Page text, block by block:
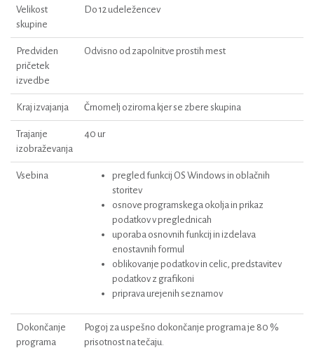
Velikost
skupine
Do 12 udeležencev
Predviden
pričetek
izvedbe
Odvisno od zapolnitve prostih mest
Kraj izvajanja Črnomelj oziroma kjer se zbere skupina
Trajanje
izobraževanja
40 ur
Vsebina
pregled funkcij OS Windows in oblačnih
storitev
osnove programskega okolja in prikaz
podatkov v preglednicah
uporaba osnovnih funkcij in izdelava
enostavnih formul
oblikovanje podatkov in celic, predstavitev
podatkov z grafikoni
priprava urejenih seznamov
Dokončanje
programa
Pogoj za uspešno dokončanje programa je 80 %
prisotnost na tečaju.